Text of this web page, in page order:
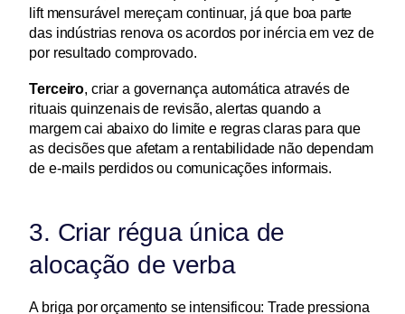
lift mensurável mereçam continuar, já que boa parte
das indústrias renova os acordos por inércia em vez de
por resultado comprovado.
Terceiro, criar a governança automática através de
rituais quinzenais de revisão, alertas quando a
margem cai abaixo do limite e regras claras para que
as decisões que afetam a rentabilidade não dependam
de e-mails perdidos ou comunicações informais.
3. Criar régua única de
alocação de verba
A briga por orçamento se intensificou: Trade pressiona